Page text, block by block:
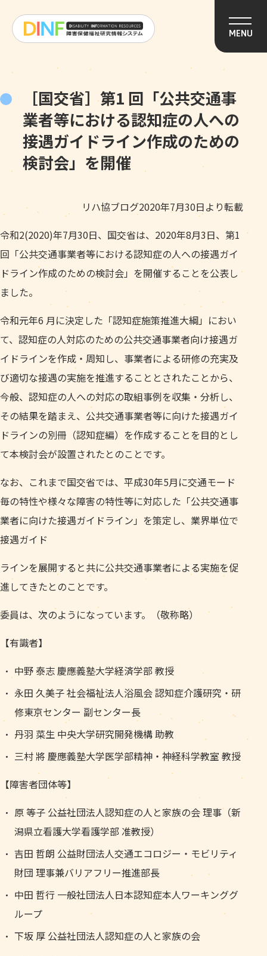
MENU
［国交省］第1 回「公共交通事
業者等における認知症の人への
接遇ガイドライン作成のための
検討会」を開催
リハ協ブログ2020年7月30日より転載
令和2(2020)年7月30日、国交省は、2020年8月3日、第1
回「公共交通事業者等における認知症の人への接遇ガイ
ドライン作成のための検討会」を開催することを公表し
ました。
令和元年6 月に決定した「認知症施策推進大綱」におい
て、認知症の人対応のための公共交通事業者向け接遇ガ
イドラインを作成・周知し、事業者による研修の充実及
び適切な接遇の実施を推進することとされたことから、
今般、認知症の人への対応の取組事例を収集・分析し、
その結果を踏まえ、公共交通事業者等に向けた接遇ガイ
ドラインの別冊（認知症編）を作成することを目的とし
て本検討会が設置されたとのことです。
なお、これまで国交省では、平成30年5月に交通モード
毎の特性や様々な障害の特性等に対応した「公共交通事
業者に向けた接遇ガイドライン」を策定し、業界単位で
接遇ガイド
ラインを展開すると共に公共交通事業者による実施を促
進してきたとのことです。
委員は、次のようになっています。（敬称略）
【有識者】
中野 泰志 慶應義塾大学経済学部 教授
永田 久美子 社会福祉法人浴風会 認知症介護研究・研
修東京センター 副センター長
丹羽 菜生 中央大学研究開発機構 助教
三村 將 慶應義塾大学医学部精神・神経科学教室 教授
【障害者団体等】
原 等子 公益社団法人認知症の人と家族の会 理事（新
潟県立看護大学看護学部 准教授）
吉田 哲朗 公益財団法人交通エコロジー・モビリティ
財団 理事兼バリアフリー推進部長
中田 哲行 一般社団法人日本認知症本人ワーキンググ
ループ
下坂 厚 公益社団法人認知症の人と家族の会